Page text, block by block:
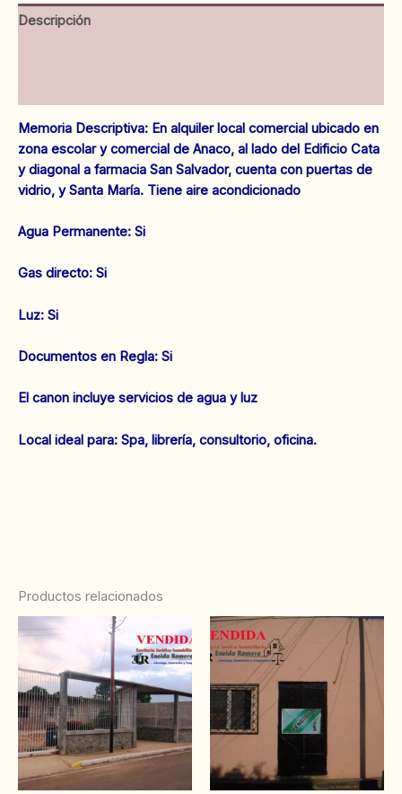
Edificio
Cata.
Descripción
Memoria Descriptiva: En alquiler local comercial ubicado en
zona escolar y comercial de Anaco, al lado del Edificio Cata
y diagonal a farmacia San Salvador, cuenta con puertas de
vidrio, y Santa María. Tiene aire acondicionado
‌Agua Permanente: Si
‌Gas directo: Si
‌Luz: Si
Documentos en Regla: Si
El canon incluye servicios de agua y luz
Local ideal para: Spa, librería, consultorio, oficina.
Productos relacionados